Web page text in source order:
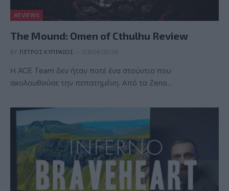
REVIEWS
The Mound: Omen of Cthulhu Review
BY ΠΈΤΡΟΣ ΚΥΠΡΑΊΟΣ 03/08/2026
Η ACE Team δεν ήταν ποτέ ένα στούντιο που
ακολουθούσε την πεπατημένη. Από τα Zeno…